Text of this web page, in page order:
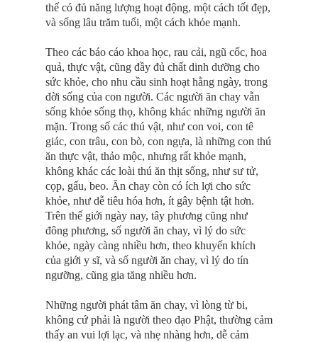
thể có đủ năng lượng hoạt động, một cách tốt đẹp,
và sống lâu trăm tuổi, một cách khỏe mạnh.
Theo các báo cáo khoa học, rau cải, ngũ cốc, hoa
quả, thực vật, cũng đầy đủ chất dinh dưỡng cho
sức khỏe, cho nhu cầu sinh hoạt hằng ngày, trong
đời sống của con người. Các người ăn chay vẫn
sống khỏe sống thọ, không khác những người ăn
mặn. Trong số các thú vật, như con voi, con tê
giác, con trâu, con bò, con ngựa, là những con thú
ăn thực vật, thảo mộc, nhưng rất khỏe mạnh,
không khác các loài thú ăn thịt sống, như sư tử,
cọp, gấu, beo. Ăn chay còn có ích lợi cho sức
khỏe, như dễ tiêu hóa hơn, ít gây bệnh tật hơn.
Trên thế giới ngày nay, tây phương cũng như
đông phương, số người ăn chay, vì lý do sức
khỏe, ngày càng nhiều hơn, theo khuyến khích
của giới y sĩ, và số người ăn chay, vì lý do tín
ngưỡng, cũng gia tăng nhiều hơn.
Những người phát tâm ăn chay, vì lòng từ bi,
không cứ phải là người theo đạo Phật, thường cảm
thấy an vui lợi lạc, và nhẹ nhàng hơn, dễ cảm